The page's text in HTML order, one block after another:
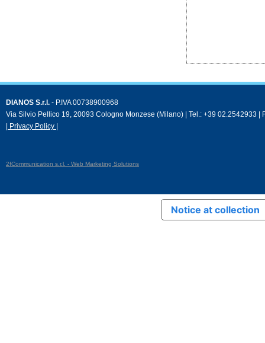
DIANOS S.r.l. - P.IVA 00738900968
Via Silvio Pellico 19, 20093 Cologno Monzese (Milano) | Tel.: +39 02.2542933 |
| Privacy Policy |
2fCommunication s.r.l. - Web Marketing Solutions
Notice at collection